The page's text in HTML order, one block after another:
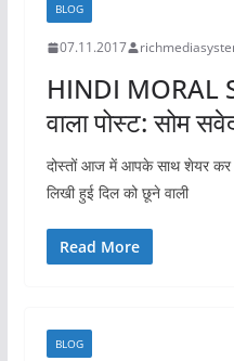
BLOG
07.11.2017
HINDI MORAL
वाला पोस्ट: सोम
दोस्तों आज में आपके साथ शेयर कर
लिखी हुई दिल को छूने वाली
Read More
BLOG